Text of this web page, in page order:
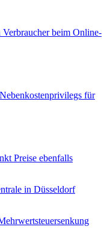
beim Online-
für
Preise ebenfalls